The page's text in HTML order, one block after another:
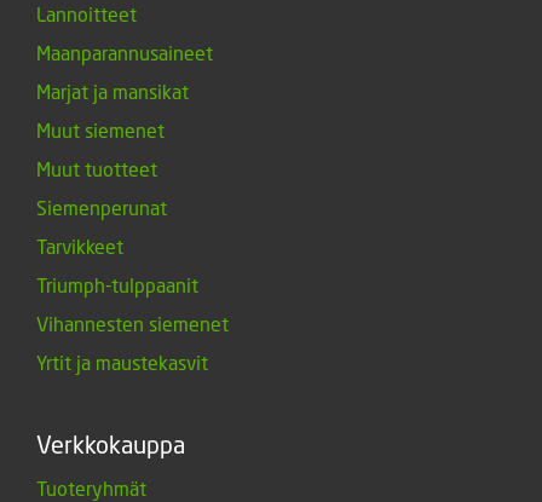
Lannoitteet
Maanparannusaineet
Marjat ja mansikat
Muut siemenet
Muut tuotteet
Siemenperunat
Tarvikkeet
Triumph-tulppaanit
Vihannesten siemenet
Yrtit ja maustekasvit
Verkkokauppa
Tuoteryhmät